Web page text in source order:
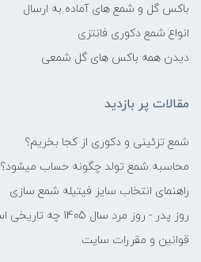
باکس گل و شمع های آماده به ارسال
انواع شمع دکوری فانتزی
دیدن همه باکس های گل شمعی
مقالات پر بازدید
شمع تزئینی و دکوری از کجا بخریم؟
محاسبه شمع تولد چگونه حساب میشود؟
راهنمای انتخاب سایز فیتیله شمع سازی
روز پدر - روز مرد سال 1405 چه تاریخی است؟
قوانین و مقررات سایت